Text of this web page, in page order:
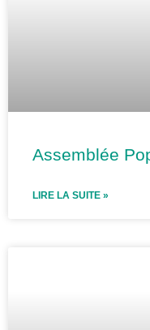
Assemblée
LIRE LA SUITE »